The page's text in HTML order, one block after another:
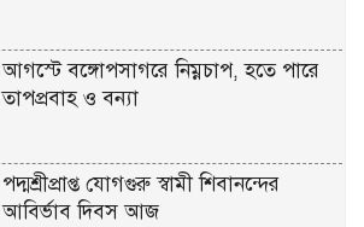
আগস্টে বঙ্গোপসাগরে নিম্নচাপ, হতে পারে
তাপপ্রবাহ ও বন্যা
পদ্মশ্রীপ্রাপ্ত যোগগুরু স্বামী শিবানন্দের
আবির্ভাব দিবস আজ